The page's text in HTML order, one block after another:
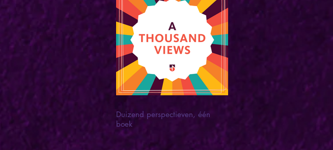
Duizend perspectieven, één
boek